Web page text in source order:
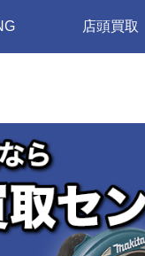
店頭買取